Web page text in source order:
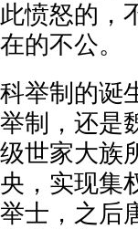
此愤怒的，
在的不公。
科举制的诞
举制，还是
级世家大族
央，实现集
举士，之后